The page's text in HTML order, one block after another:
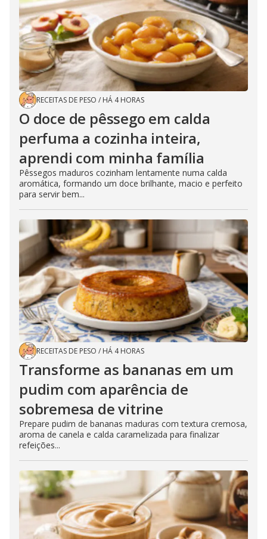
RECEITAS DE PESO / HÁ 4 HORAS
O doce de pêssego em calda
perfuma a cozinha inteira,
aprendi com minha família
Pêssegos maduros cozinham lentamente numa calda
aromática, formando um doce brilhante, macio e perfeito
para servir bem...
RECEITAS DE PESO / HÁ 4 HORAS
Transforme as bananas em um
pudim com aparência de
sobremesa de vitrine
Prepare pudim de bananas maduras com textura cremosa,
aroma de canela e calda caramelizada para finalizar
refeições...